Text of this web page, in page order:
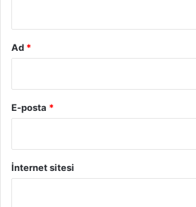
Ad *
E-posta *
İnternet sitesi